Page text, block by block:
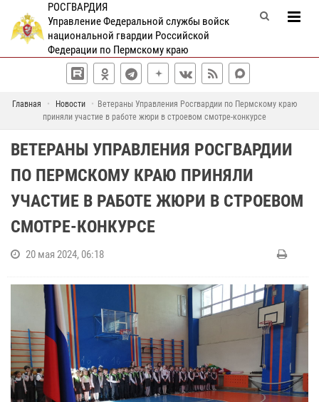
РОСГВАРДИЯ
Управление Федеральной службы войск
национальной гвардии Российской
Федерации по Пермскому краю
Главная Новости
Ветераны Управления Росгвардии по Пермскому краю
приняли участие в работе жюри в строевом смотре-конкурсе
ВЕТЕРАНЫ УПРАВЛЕНИЯ РОСГВАРДИИ
ПО ПЕРМСКОМУ КРАЮ ПРИНЯЛИ
УЧАСТИЕ В РАБОТЕ ЖЮРИ В СТРОЕВОМ
СМОТРЕ-КОНКУРСЕ
20 мая 2024, 06:18